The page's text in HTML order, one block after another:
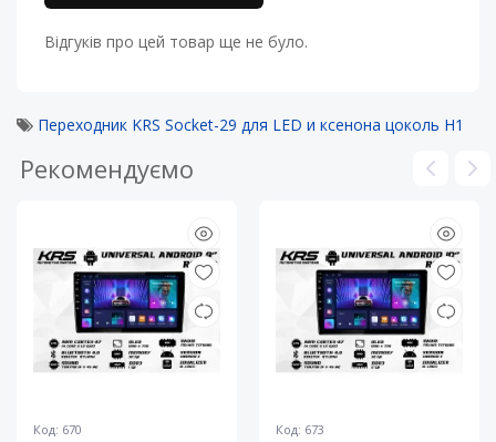
Відгуків про цей товар ще не було.
Переходник KRS Socket-29 для LED и ксенона цоколь Н1
Рекомендуємо
Код: 670 Код: 673